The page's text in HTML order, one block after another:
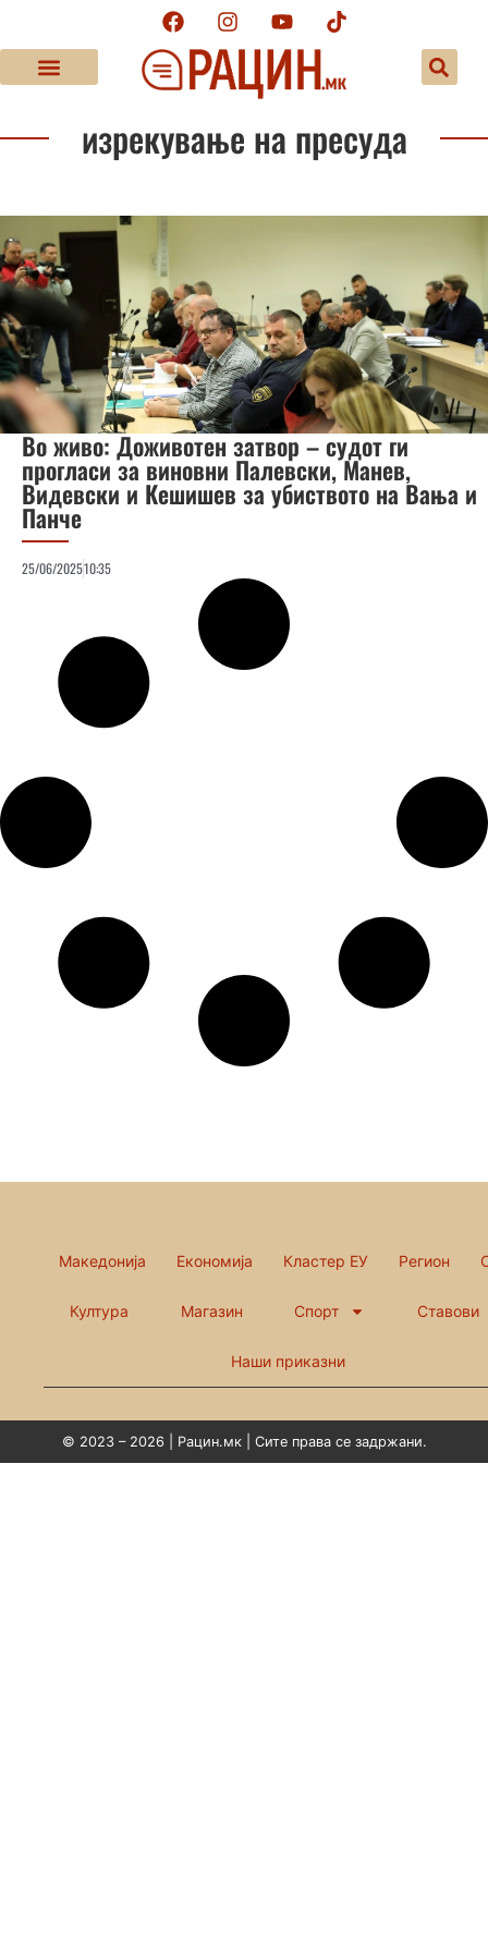
изрекување на пресуда
Во живо: Доживотен затвор – судот ги
прогласи за виновни Палевски, Манев,
Видевски и Кешишев за убиството на Вања и
Панче
25/06/202510:35
Македонија Економија Кластер ЕУ Регион
Култура Магазин Спорт Ставови
Наши приказни
© 2023 – 2026 | Рацин.мк | Сите права се задржани.